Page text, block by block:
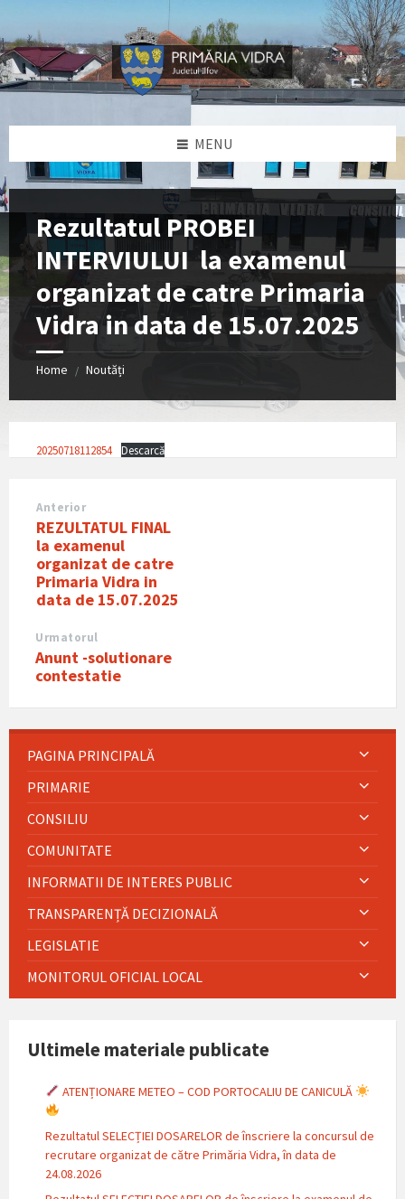
content
left
sidebar
right
sidebar
footer
MENU
Rezultatul PROBEI
INTERVIULUI la examenul
organizat de catre Primaria
Vidra in data de 15.07.2025
Home / Noutăți
20250718112854 Descarcă
Anterior
REZULTATUL FINAL
la examenul
organizat de catre
Primaria Vidra in
data de 15.07.2025
Urmatorul
Anunt -solutionare
contestatie
PAGINA PRINCIPALĂ
PRIMARIE
CONSILIU
COMUNITATE
INFORMATII DE INTERES PUBLIC
TRANSPARENȚĂ DECIZIONALĂ
LEGISLATIE
MONITORUL OFICIAL LOCAL
Ultimele materiale publicate
ATENȚIONARE METEO – COD PORTOCALIU DE CANICULĂ
Rezultatul SELECȚIEI DOSARELOR de înscriere la concursul de
recrutare organizat de către Primăria Vidra, în data de
24.08.2026